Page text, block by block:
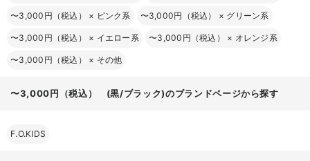
〜3,000円（税込） × ピンク系 〜3,000円（税込） × グリーン系
〜3,000円（税込） × イエロー系 〜3,000円（税込） × オレンジ系
〜3,000円（税込） × その他
〜3,000円（税込） (黒/ブラック)のブランドページから探す
F.O.KIDS